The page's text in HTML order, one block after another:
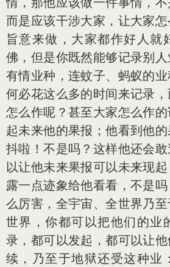
而是应该干涉大家，让大家
旨意来做，大家都作好人就
佛，但是你既然能够记录别
有情业种，连蚊子、蚂蚁的
何必花这么多的时间来记录
怎么作呢？甚至大家怎么作
起未来他的果报；他看到他
抖啦！不是吗？这样他还会
以让他未来果报可以未来现
露一点迹象给他看看，不是
么厉害，全宇宙、全世界乃
世界，你都可以把他们的业
录，都可以发起，都可以让
续，乃至于地狱还受这种业